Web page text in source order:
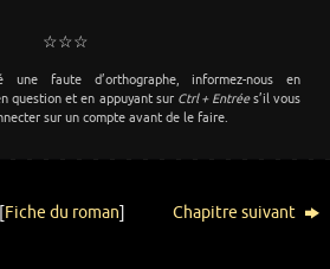
☆☆☆
faute d’orthographe, informez-nous en
question et en appuyant sur Ctrl + Entrées’il vous
sur un compte avant de le faire.
[Fiche du roman] Chapitre suivant